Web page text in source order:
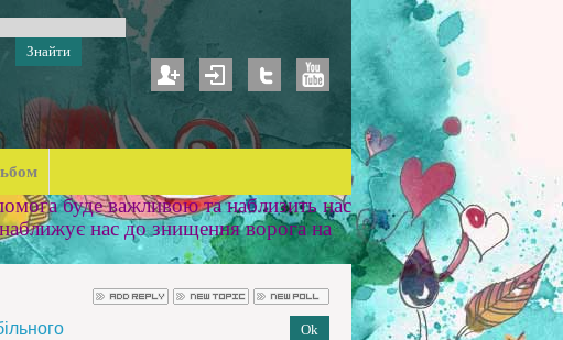
буде важливою та наблизить нас
нас до знищення ворога на